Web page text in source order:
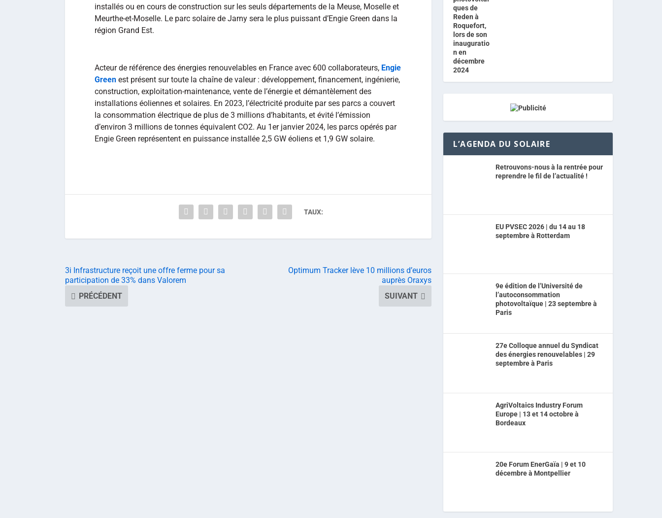
installés ou en cours de construction sur les seuls départements de la Meuse, Moselle et
Meurthe-et-Moselle. Le parc solaire de Jarny sera le plus puissant d’Engie Green dans la
région Grand Est.
Acteur de référence des énergies renouvelables en France avec 600 collaborateurs, Engie
Green est présent sur toute la chaîne de valeur : développement, financement, ingénierie,
construction, exploitation-maintenance, vente de l’énergie et démantèlement des
installations éoliennes et solaires. En 2023, l’électricité produite par ses parcs a couvert
la consommation électrique de plus de 3 millions d’habitants, et évité l’émission
d’environ 3 millions de tonnes équivalent CO2. Au 1er janvier 2024, les parcs opérés par
Engie Green représentent en puissance installée 2,5 GW éoliens et 1,9 GW solaire.
TAUX:
3i Infrastructure reçoit une offre ferme pour sa
participation de 33% dans Valorem
PRÉCÉDENT
Optimum Tracker lève 10 millions d’euros
auprès Oraxys
SUIVANT
L’AGENDA DU SOLAIRE
Retrouvons-nous à la rentrée pour
reprendre le fil de l’actualité !
EU PVSEC 2026 | du 14 au 18
septembre à Rotterdam
9e édition de l’Université de
l’autoconsommation
photovoltaïque | 23 septembre à
Paris
27e Colloque annuel du Syndicat
des énergies renouvelables | 29
septembre à Paris
AgriVoltaics Industry Forum
Europe | 13 et 14 octobre à
Bordeaux
20e Forum EnerGaïa | 9 et 10
décembre à Montpellier